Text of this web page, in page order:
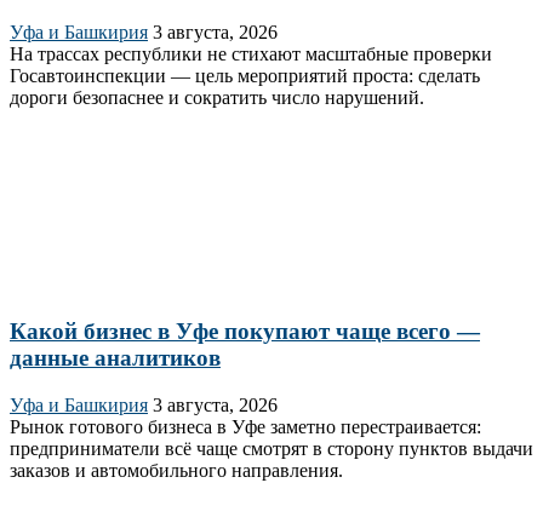
Уфа и Башкирия 3 августа, 2026
На трассах республики не стихают масштабные проверки
Госавтоинспекции — цель мероприятий проста: сделать
дороги безопаснее и сократить число нарушений.
Какой бизнес в Уфе покупают чаще всего —
данные аналитиков
Уфа и Башкирия 3 августа, 2026
Рынок готового бизнеса в Уфе заметно перестраивается:
предприниматели всё чаще смотрят в сторону пунктов выдачи
заказов и автомобильного направления.